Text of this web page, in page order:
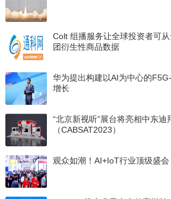
Colt 组播服务让全球投资者可
团衍生性商品数据
华为提出构建以AI为中心的
增长
“北京新视听”展台将亮相中东迪
（CABSAT2023）
观众如潮！AI+IoT行业顶级盛会